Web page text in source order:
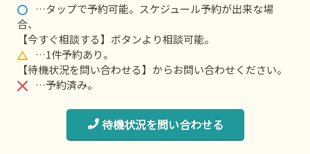
…タップで予約可能。スケジュール予約が出来な場
合、
【今すぐ相談する】ボタンより相談可能。
…1件予約あり。
【待機状況を問い合わせる】からお問い合わせください。
…予約済み。
待機状況を問い合わせる